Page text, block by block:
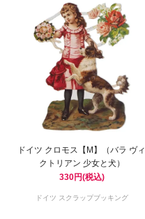
ドイツ クロモス【M】（バラ ヴィ
クトリアン 少女と犬）
330円(税込)
ドイツ スクラップブッキング